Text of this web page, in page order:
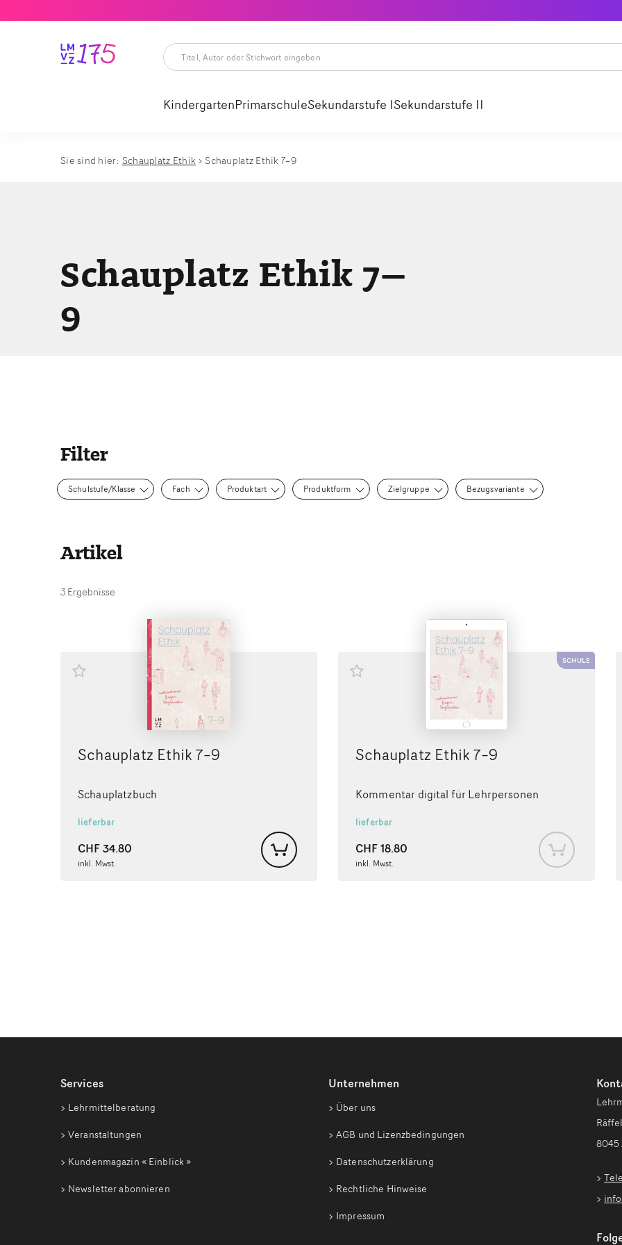
Titel,
Stichwort
eingeben
KindergartenPrimarschuleSekundarstufe ISekundarstufe II
Sie sind hier: Schauplatz Ethik Schauplatz Ethik 7–9
Schauplatz Ethik 7–
9
Filter
Schulstufe/Klasse Fach Produktart Produktform Zielgruppe Bezugsvariante
Artikel
3 Ergebnisse
Schauplatz Ethik 7–9
Schauplatzbuch
lieferbar
CHF34.80
inkl. Mwst.
SCHULE
Schauplatz Ethik 7–9
Kommentar digital für Lehrpersonen
lieferbar
CHF18.80
inkl. Mwst.
Services
Lehrmittelberatung
Veranstaltungen
Kundenmagazin « Einblick »
Newsletter abonnieren
Unternehmen
Über uns
AGB und Lizenzbedingungen
Datenschutzerklärung
Rechtliche Hinweise
Impressum
8045
Stichwort